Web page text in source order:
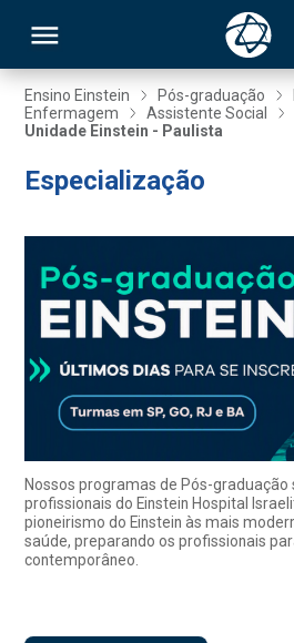
Ensino Einstein Pós-graduação
Enfermagem
Assistente Social
Unidade Einstein - Paulista
Especialização
Nossos programas de Pós-graduação
profissionais do Einstein Hospital
pioneirismo do Einstein às mais
saúde, preparando os profissionais
contemporâneo.